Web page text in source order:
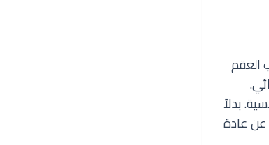
العقم
بدلاً
عن عادة